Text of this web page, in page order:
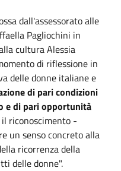
dall'assessorato alle
Pagliochini in
cultura Alessia
di riflessione in
delle donne italiane e
di pari condizioni
e di pari opportunità
riconoscimento -
un senso concreto alla
ricorrenza della
delle donne".